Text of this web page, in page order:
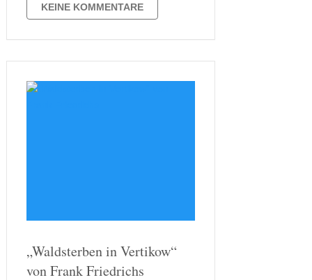
wenig Fantasy lese, lese ich doch hin
und wieder gerne eine Dystopie. Hier
bevorzuge …
KEINE KOMMENTARE
„Waldsterben in Vertikow“
von Frank Friedrichs